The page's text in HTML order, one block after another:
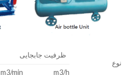
نوع
ظرفیت جابجایی
m3/h
m3/min